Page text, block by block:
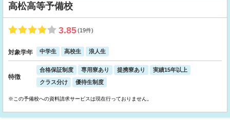
高松高等予備校
3.85(19件)
対象学年 中学生 高校生 浪人生
特徴
合格保証制度 専用寮あり 提携寮あり
実績15年以上
クラス分け
優待生制度
※この予備校への資料請求サービスは現在行っておりません。